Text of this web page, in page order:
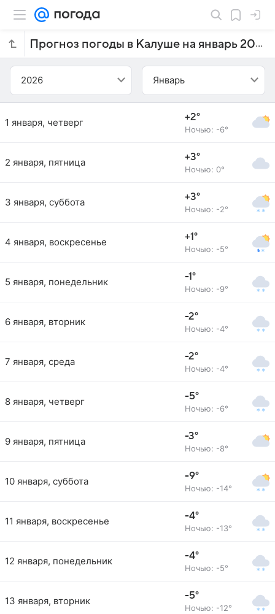
Прогноз погоды в Калуше на январь 2026 года
2026 Январь
1 января, четверг +2°
Ночью: -6°
2 января, пятница +3°
Ночью: 0°
3 января, суббота +3°
Ночью: -2°
4 января, воскресенье +1°
Ночью: -5°
5 января, понедельник -1°
Ночью: -9°
6 января, вторник -2°
Ночью: -4°
7 января, среда -2°
Ночью: -4°
8 января, четверг -5°
Ночью: -6°
9 января, пятница -3°
Ночью: -8°
10 января, суббота -9°
Ночью: -14°
11 января, воскресенье -4°
Ночью: -13°
12 января, понедельник -4°
Ночью: -5°
13 января, вторник -5°
Ночью: -12°